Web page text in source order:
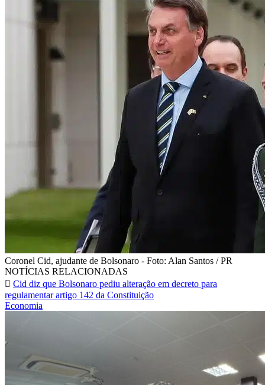
Coronel Cid, ajudante de Bolsonaro - Foto: Alan Santos / PR
NOTÍCIAS RELACIONADAS
Cid diz que Bolsonaro pediu alteração em decreto para
regulamentar artigo 142 da Constituição
Economia